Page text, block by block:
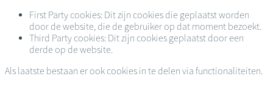
First Party cookies: Dit zijn cookies die geplaatst worden
door de website, die de gebruiker op dat moment bezoekt.
Third Party cookies: Dit zijn cookies geplaatst door een
derde op de website.
Als laatste bestaan er ook cookies in te delen via functionaliteiten.